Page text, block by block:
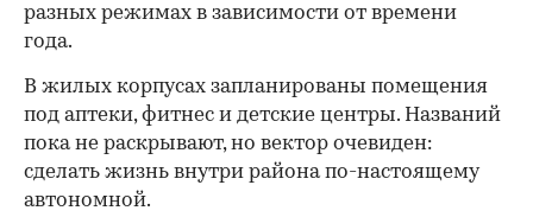
разных режимах в зависимости от времени
года.
В жилых корпусах запланированы помещения
под аптеки, фитнес и детские центры. Названий
пока не раскрывают, но вектор очевиден:
сделать жизнь внутри района по-настоящему
автономной.